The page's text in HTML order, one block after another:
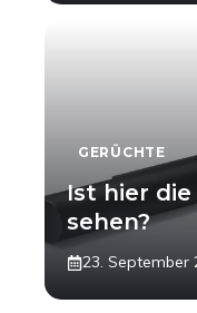
GERÜCHTE
Ist hier die
sehen?
23. September